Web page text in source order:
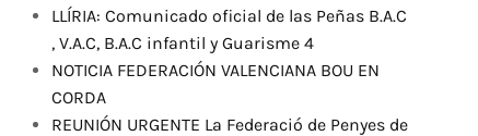
LLÍRIA: Comunicado oficial de las Peñas B.A.C
, V.A.C, B.A.C infantil y Guarisme 4
NOTICIA FEDERACIÓN VALENCIANA BOU EN
CORDA
REUNIÓN URGENTE La Federació de Penyes de